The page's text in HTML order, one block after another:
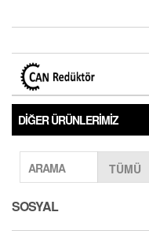
DIĞER ÜRÜNLERIMIZ
ARAMA
SOSYAL